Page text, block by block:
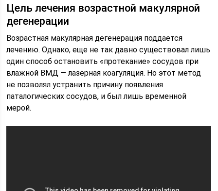
Цель лечения возрастной макулярной
дегенерации
Возрастная макулярная дегенерация поддается
лечению. Однако, еще не так давно существовал лишь
один способ остановить «протекание» сосудов при
влажной ВМД — лазерная коагуляция. Но этот метод
не позволял устранить причину появления
паталогических сосудов, и был лишь временной
мерой.